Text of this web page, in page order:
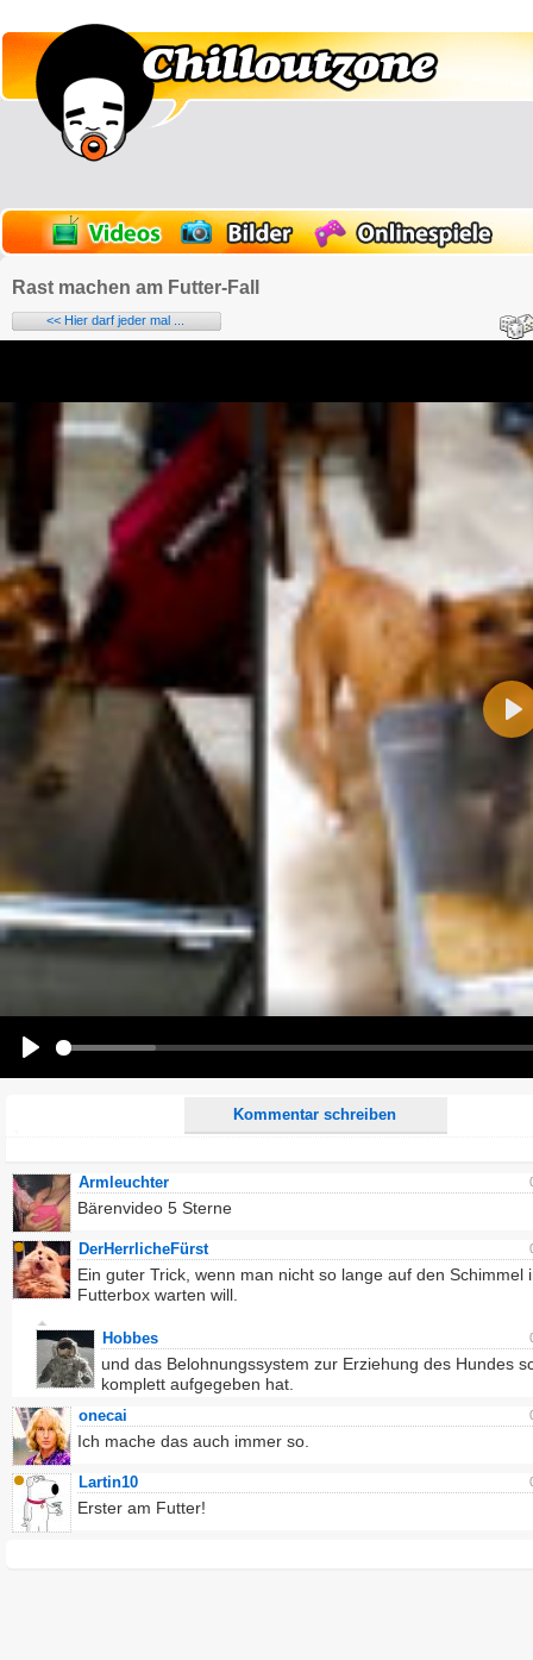
Rast machen am Futter-Fall
<< Hier darf jeder mal ...
Kommentar schreiben
Alle HTML-Tags außer <br>, <strike> und <i> werden aus Deinem Kommentar entfernt.
URLs werden automatisch umgewandelt. Bitte verwende "www." oder "http://" in URLs
Ich möchte eine E-Mail, wenn auf dieser Seite weitere Kommentare erscheinen.
Armleuchter
Bärenvideo 5 Sterne
DerHerrlicheFürst
Ein guter Trick, wenn man nicht so lange auf den Schimmel
Futterbox warten will.
Hobbes
und das Belohnungssystem zur Erziehung des Hundes
komplett aufgegeben hat.
onecai
Ich mache das auch immer so.
Lartin10
Erster am Futter!